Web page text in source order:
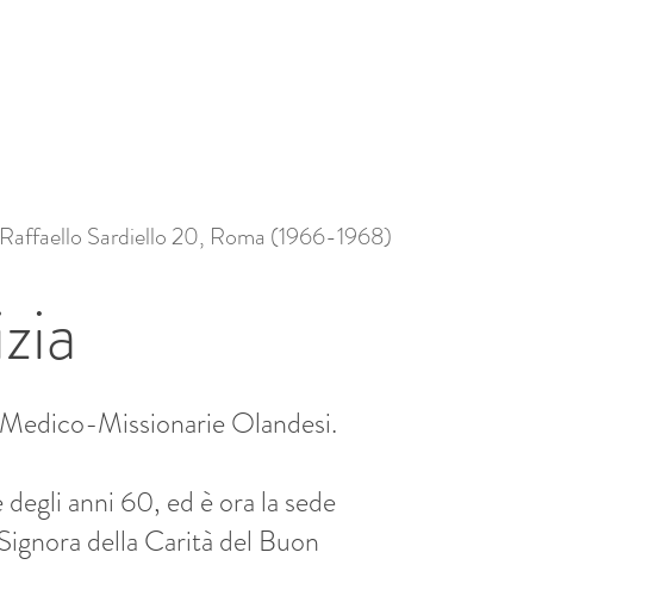
Sardiello 20, Roma (1966-1968)
Missionarie Olandesi.
anni 60, ed è ora la sede
della Carità del Buon